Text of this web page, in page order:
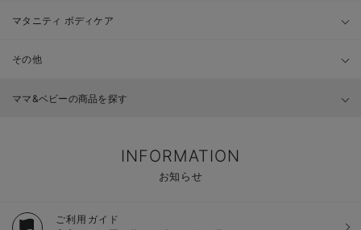
マタニティ ボディケア
その他
ママ&ベビーの商品を探す
INFORMATION
お知らせ
ご利用ガイド